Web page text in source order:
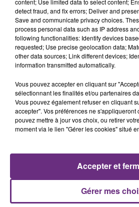
STYLETO
Faut Que Tu M'aimes
0h48
0h48
content; Use limited data to select content;
detect fraud, and fix errors; Deliver and
Save and communicate privacy choices.
process personal data such as IP address
following functionalities: Identify devices
requested; Use precise geolocation data;
other data sources; Link different devices;
information transmitted automatically.
Vous pouvez accepter en cliquant sur
sélectionnant les finalités et/ou partenaires
Vous pouvez également refuser en cliquant
accepter". Vos préférences ne s'appliqueront
pouvez mettre à jour vos choix, ou retirer
moment via le lien "Gérer les cookies" situé
Gérer mes
Accepter et